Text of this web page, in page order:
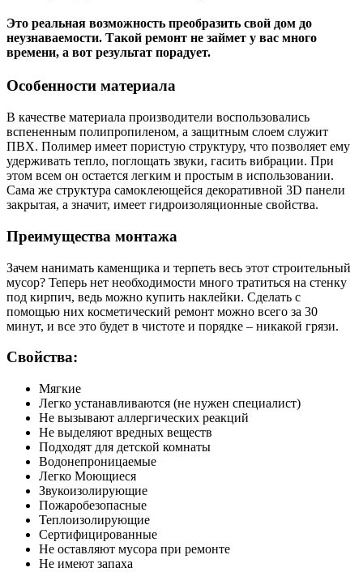
Это реальная возможность преобразить свой дом до
неузнаваемости. Такой ремонт не займет у вас много
времени, а вот результат порадует.
Особенности материала
В качестве материала производители воспользовались
вспененным полипропиленом, а защитным слоем служит
ПВХ. Полимер имеет пористую структуру, что позволяет ему
удерживать тепло, поглощать звуки, гасить вибрации. При
этом всем он остается легким и простым в использовании.
Сама же структура самоклеющейся декоративной 3D панели
закрытая, а значит, имеет гидроизоляционные свойства.
Преимущества монтажа
Зачем нанимать каменщика и терпеть весь этот строительный
мусор? Теперь нет необходимости много тратиться на стенку
под кирпич, ведь можно купить наклейки. Сделать с
помощью них косметический ремонт можно всего за 30
минут, и все это будет в чистоте и порядке – никакой грязи.
Свойства:
Мягкие
Легко устанавливаются (не нужен специалист)
Не вызывают аллергических реакций
Не выделяют вредных веществ
Подходят для детской комнаты
Водонепроницаемые
Легко Моющиеся
Звукоизолирующие
Пожаробезопасные
Теплоизолирующие
Сертифицированные
Не оставляют мусора при ремонте
Не имеют запаха